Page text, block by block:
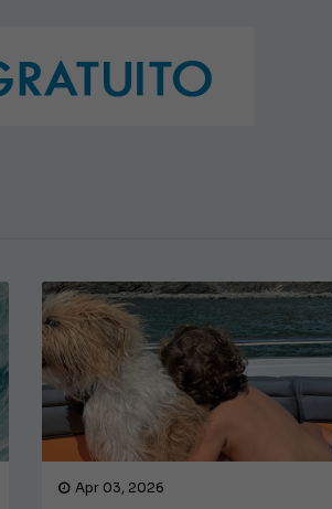
Apr 03, 2026
CARLINI S&S